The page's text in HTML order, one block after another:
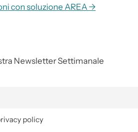
con soluzione AREA →
Newsletter Settimanale
policy